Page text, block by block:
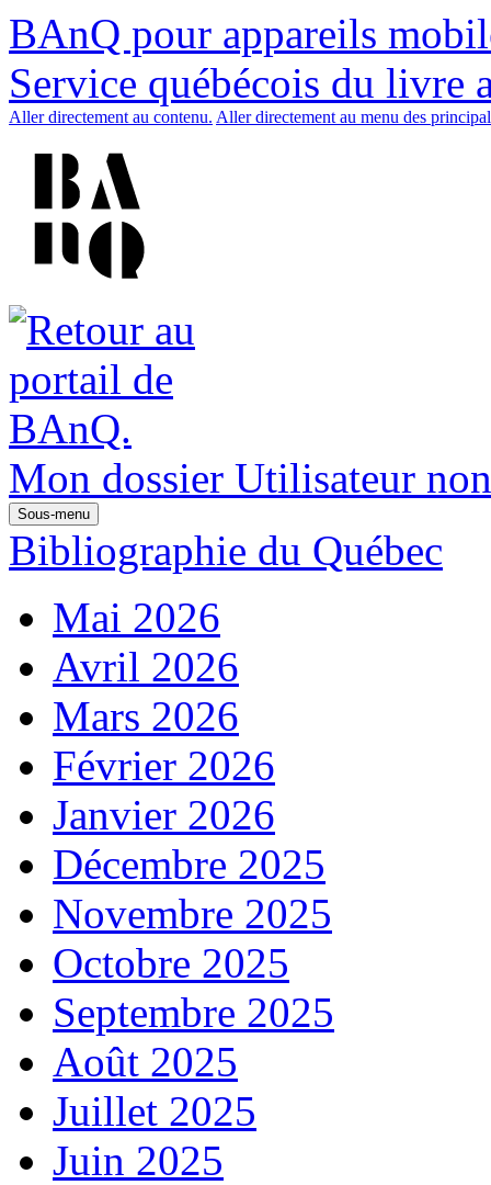
BAnQ pour appareils
Service québécois du livre
Aller directement au contenu. Aller directement au menu des
Mon dossier Utilisateur
Sous-menu
Bibliographie du Québec
Mai 2026
Avril 2026
Mars 2026
Février 2026
Janvier 2026
Décembre 2025
Novembre 2025
Octobre 2025
Septembre 2025
Août 2025
Juillet 2025
Juin 2025